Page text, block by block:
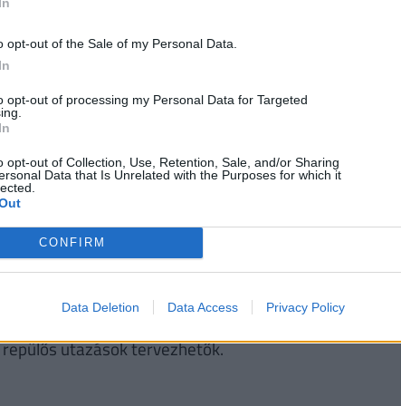
opt-out of the Sale of my Personal Data.
opt-out of processing my Personal Data for Targeted
opt-out of Collection, Use, Retention, Sale, and/or Sharing
Data that Is Unrelated with the Purposes for which it
CONFIRM
Data Deletion Data Access Privacy Policy
. Nézz szét a friss számlacsomagok között,
mert az épülete nem tudja biztosítani a
kérdésre a vezérigazgató közölte, idén nehéz
valósult meg. A közel-keleti
számait is, hiszen sok olyan célállomás van a
ezek átmenetileg leálltak, vagy csökkentett
és Budapest vonzereje továbbra is adott,
A kerozinhelyzetről szólva a
üzemanyaghiány, a beszállító partnereik be
utazások tervezhetők.